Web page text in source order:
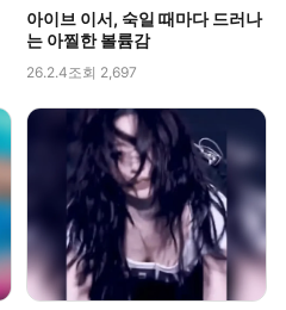
아이브 이서, 숙일 때마다 드러나
는 아찔한 볼륨감
26.2.4조회 2,697